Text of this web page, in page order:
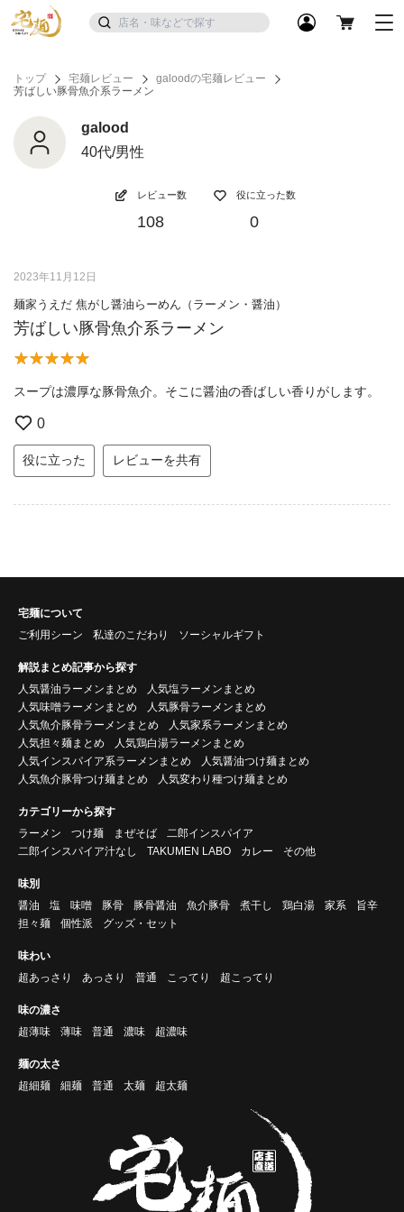
トップ 宅麺レビュー
galoodの宅麺レビュー
芳ばしい豚骨魚介系ラーメン
galood
40代/男性
レビュー数
108
役に立った数
0
2023年11月12日
麺家うえだ 焦がし醤油らーめん（ラーメン・醤油）
芳ばしい豚骨魚介系ラーメン
スープは濃厚な豚骨魚介。そこに醤油の香ばしい香りがします。
0
役に立った レビューを共有
宅麺について
ご利用シーン
私達のこだわり ソーシャルギフト
解説まとめ記事から探す
人気醤油ラーメンまとめ
人気塩ラーメンまとめ
人気味噌ラーメンまとめ
人気豚骨ラーメンまとめ
人気魚介豚骨ラーメンまとめ
人気家系ラーメンまとめ
人気担々麺まとめ
人気鶏白湯ラーメンまとめ
人気インスパイア系ラーメンまとめ
人気醤油つけ麺まとめ
人気魚介豚骨つけ麺まとめ
人気変わり種つけ麺まとめ
カテゴリーから探す
ラーメン
つけ麺 まぜそば
二郎インスパイア
二郎インスパイア汁なし
TAKUMEN LABO カレー その他
味別
醤油
塩 味噌 豚骨 豚骨醤油 魚介豚骨 煮干し 鶏白湯 家系
旨辛
担々麺
個性派 グッズ・セット
味わい
超あっさり
あっさり 普通 こってり 超こってり
味の濃さ
超薄味
薄味 普通 濃味 超濃味
麺の太さ
超細麺
細麺 普通 太麺 超太麺